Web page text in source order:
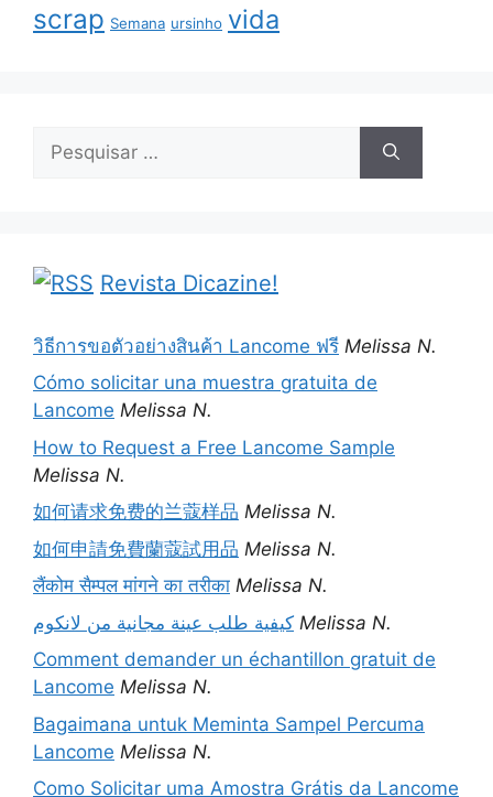
scrap Semana ursinho vida
por:
Revista Dicazine!
วิธีการขอตัวอย่างสินค้า Lancome ฟรี Melissa N.
Cómo solicitar una muestra gratuita de
Lancome Melissa N.
How to Request a Free Lancome Sample
Melissa N.
如何请求免费的兰蔻样品 Melissa N.
如何申請免費蘭蔻試用品 Melissa N.
लैंकोम सैम्पल मांगने का तरीका Melissa N.
كيفية طلب عينة مجانية من لانكوم Melissa N.
Comment demander un échantillon gratuit de
Lancome Melissa N.
Bagaimana untuk Meminta Sampel Percuma
Lancome Melissa N.
Como Solicitar uma Amostra Grátis da Lancome